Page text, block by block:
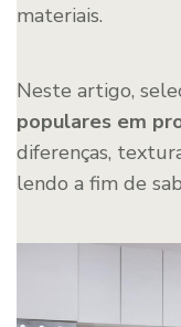
materiais.
Neste artigo,
populares em
diferenças,
lendo a fim de